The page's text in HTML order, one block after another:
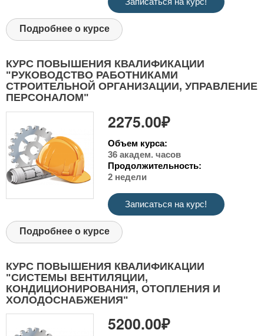
Подробнее о курсе
КУРС ПОВЫШЕНИЯ КВАЛИФИКАЦИИ
"РУКОВОДСТВО РАБОТНИКАМИ
СТРОИТЕЛЬНОЙ ОРГАНИЗАЦИИ, УПРАВЛЕНИЕ
ПЕРСОНАЛОМ"
2275.00₽
Объем курса:
36 академ. часов
Продолжительность:
2 недели
Записаться на курс!
Подробнее о курсе
КУРС ПОВЫШЕНИЯ КВАЛИФИКАЦИИ
"СИСТЕМЫ ВЕНТИЛЯЦИИ,
КОНДИЦИОНИРОВАНИЯ, ОТОПЛЕНИЯ И
ХОЛОДОСНАБЖЕНИЯ"
5200.00₽